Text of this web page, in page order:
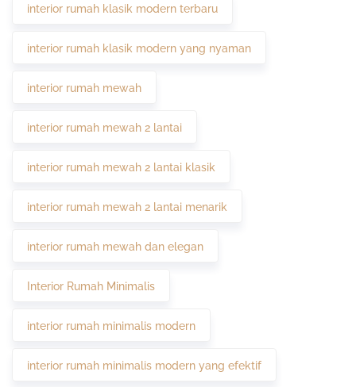
interior rumah klasik modern terbaru
interior rumah klasik modern yang nyaman
interior rumah mewah
interior rumah mewah 2 lantai
interior rumah mewah 2 lantai klasik
interior rumah mewah 2 lantai menarik
interior rumah mewah dan elegan
Interior Rumah Minimalis
interior rumah minimalis modern
interior rumah minimalis modern yang efektif